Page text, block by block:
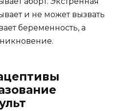
и не может вызвать
беременность, а